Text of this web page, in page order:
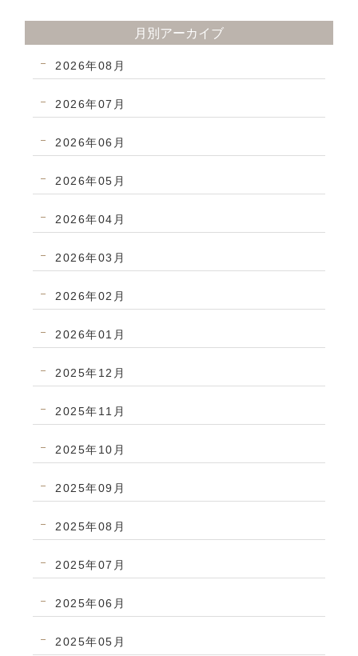
月別アーカイブ
2026年08月
2026年07月
2026年06月
2026年05月
2026年04月
2026年03月
2026年02月
2026年01月
2025年12月
2025年11月
2025年10月
2025年09月
2025年08月
2025年07月
2025年06月
2025年05月